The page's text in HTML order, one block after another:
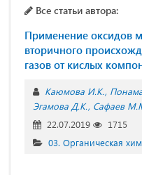
Все статьи автора:
Применение оксидов
вторичного
газов от кислых
Каюмова И.К.
Эгамова Д.К. Сафаев
22.07.2019
1715
03. Органическая